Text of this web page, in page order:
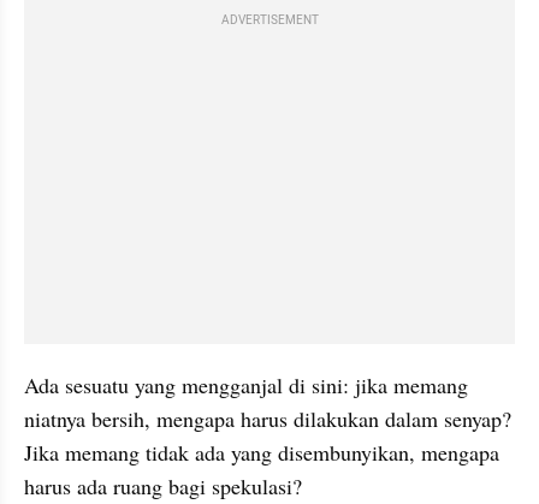
ADVERTISEMENT
Ada sesuatu yang mengganjal di sini: jika memang
niatnya bersih, mengapa harus dilakukan dalam senyap?
Jika memang tidak ada yang disembunyikan, mengapa
harus ada ruang bagi spekulasi?